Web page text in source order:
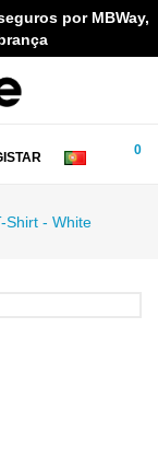
por MBWay,
0
Shirt - White